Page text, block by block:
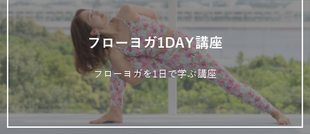
フローヨガ1DAY講座
フローヨガを1日で学ぶ講座